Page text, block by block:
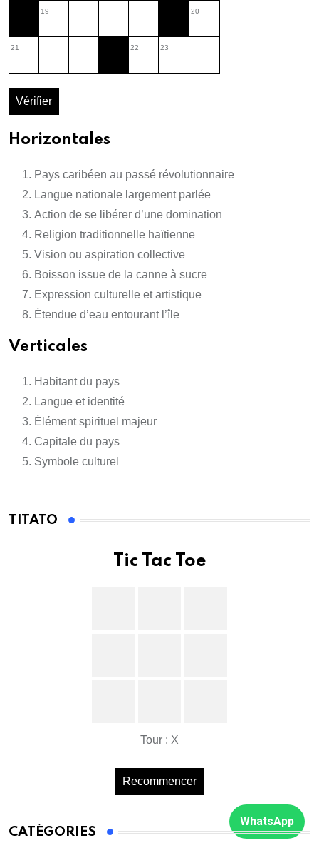
WhatsApp
19 20
21 22 23
Vérifier
Horizontales
Pays caribéen au passé révolutionnaire
Langue nationale largement parlée
Action de se libérer d’une domination
Religion traditionnelle haïtienne
Vision ou aspiration collective
Boisson issue de la canne à sucre
Expression culturelle et artistique
Étendue d’eau entourant l’île
Verticales
Habitant du pays
Langue et identité
Élément spirituel majeur
Capitale du pays
Symbole culturel
TITATO
Tic Tac Toe
Tour : X
Recommencer
CATÉGORIES